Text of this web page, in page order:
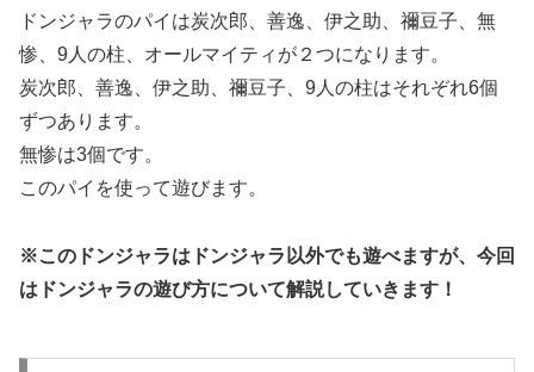
ドンジャラのパイは炭次郎、善逸、伊之助、禰豆子、無
惨、9人の柱、オールマイティが２つになります。
炭次郎、善逸、伊之助、禰豆子、9人の柱はそれぞれ6個
ずつあります。
無惨は3個です。
このパイを使って遊びます。
※このドンジャラはドンジャラ以外でも遊べますが、今回
はドンジャラの遊び方について解説していきます！